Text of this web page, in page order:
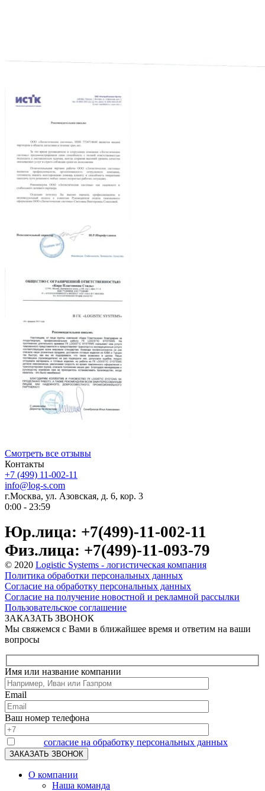
Смотреть все отзывы
Контакты
+7 (499) 11-002-11
info@log-s.com
г.Москва, ул. Азовская, д. 6, кор. 3
0:00 - 23:59
Юр.лица: +7(499)-11-002-11
Физ.лица: +7(499)-11-093-79
© 2020 Logistic Systems - логистическая компания
Политика обработки персональных данных
Согласие на обработку персональных данных
Согласие на получение новостной и рекламной рассылки
Пользовательское соглашение
ЗАКАЗАТЬ ЗВОНОК
Мы свяжемся с Вами в ближайшее время и ответим на ваши
вопросы
Имя или название компании
Email
Ваш номер телефона
согласие на обработку персональных данных
О компании
Наша команда